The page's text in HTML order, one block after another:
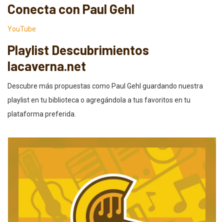
Conecta con Paul Gehl
YouTube
Playlist Descubrimientos
lacaverna.net
Descubre más propuestas como Paul Gehl guardando nuestra
playlist en tu biblioteca o agregándola a tus favoritos en tu
plataforma preferida.